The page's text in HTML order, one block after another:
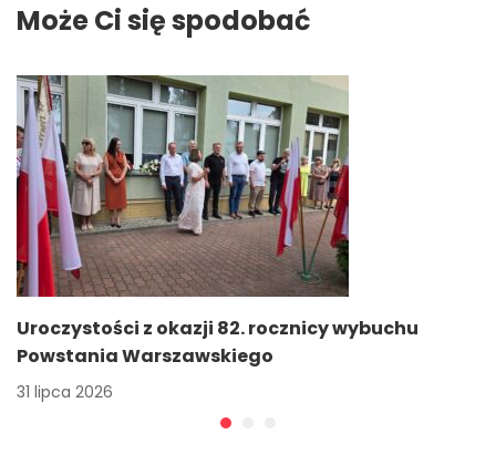
Może Ci się spodobać
Uroczystości z okazji 82. rocznicy wybuchu
Powstania Warszawskiego
31 lipca 2026